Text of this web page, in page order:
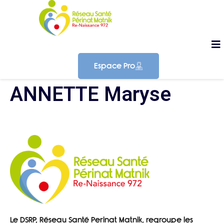
Espace Pro
ANNETTE Maryse
Le DSRP, Réseau Santé Perinat Matnik, regroupe les